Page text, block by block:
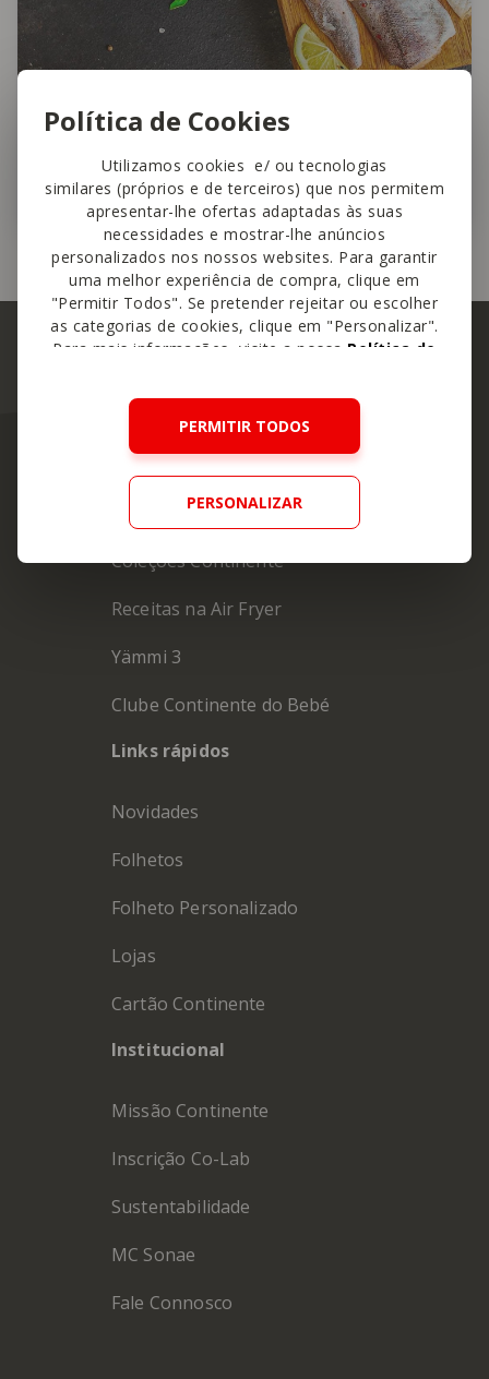
Política de Cookies
Utilizamos cookies e/ ou tecnologias
similares (próprios e de terceiros) que nos permitem
apresentar-lhe ofertas adaptadas às suas
necessidades e mostrar-lhe anúncios
personalizados nos nossos websites. Para garantir
uma melhor experiência de compra, clique em
"Permitir Todos". Se pretender rejeitar ou escolher
as categorias de cookies, clique em "Personalizar".
Para mais informações, visite a nossa Política de
PERMITIR TODOS
PERSONALIZAR
Pescada: pouca espinha e muita
saúde
Os mais procurados
Coleções Continente
Receitas na Air Fryer
Yämmi 3
Clube Continente do Bebé
Links rápidos
Novidades
Folhetos
Folheto Personalizado
Lojas
Cartão Continente
Institucional
Missão Continente
Inscrição Co-Lab
Sustentabilidade
MC Sonae
Fale Connosco